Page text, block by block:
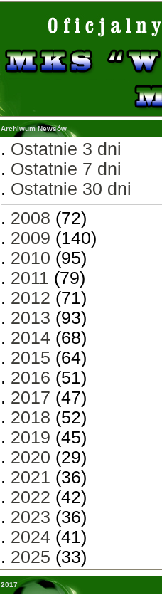
Archiwum Newsów
. Ostatnie 3 dni
. Ostatnie 7 dni
. Ostatnie 30 dni
. 2008 (72)
. 2009 (140)
. 2010 (95)
. 2011 (79)
. 2012 (71)
. 2013 (93)
. 2014 (68)
. 2015 (64)
. 2016 (51)
. 2017 (47)
. 2018 (52)
. 2019 (45)
. 2020 (29)
. 2021 (36)
. 2022 (42)
. 2023 (36)
. 2024 (41)
. 2025 (33)
2017